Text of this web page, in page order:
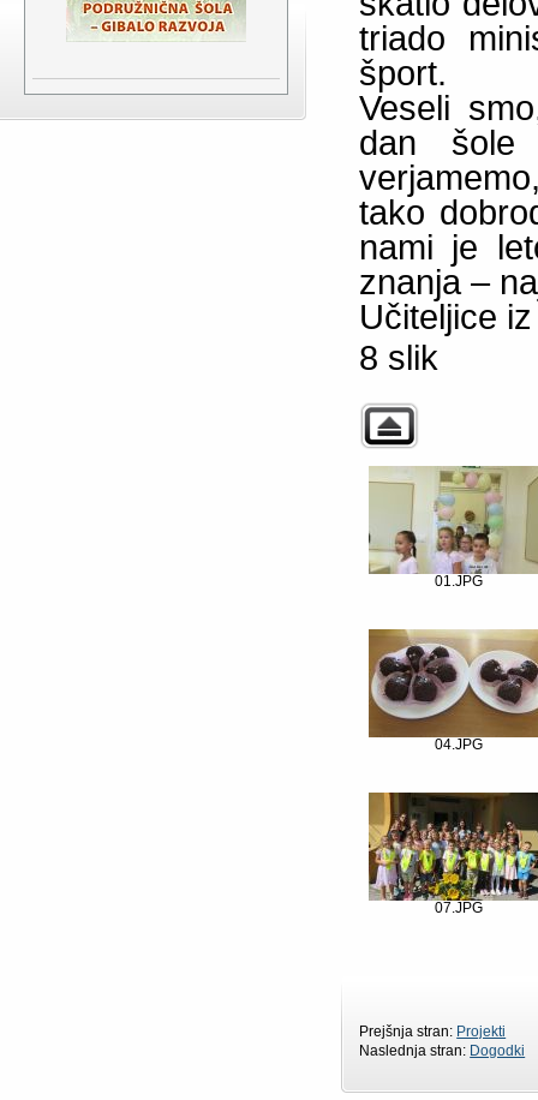
triado
šport.
Veseli
dan šole
tako
nami je
znanja –
Učiteljice
8 slik
01.JPG
04.JPG
07.JPG
Prejšnja stran: Projekti
Naslednja stran: Dogodki